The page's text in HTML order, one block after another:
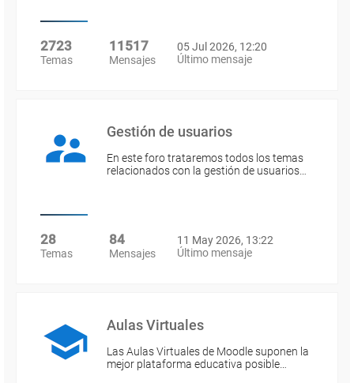
2723
Temas
11517
Mensajes
05 Jul 2026, 12:20
Último mensaje
Gestión de usuarios
En este foro trataremos todos los temas
relacionados con la gestión de usuarios…
28
Temas
84
Mensajes
11 May 2026, 13:22
Último mensaje
Aulas Virtuales
Las Aulas Virtuales de Moodle suponen la
mejor plataforma educativa posible…